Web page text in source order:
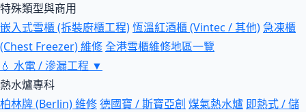
特殊類型與商用
嵌入式雪櫃 (拆裝廚櫃工程)恆溫紅酒櫃 (Vintec / 其他)急凍櫃
(Chest Freezer) 維修全港雪櫃維修地區一覽
💧 水電 / 滲漏工程 ▼
熱水爐專科
柏林牌 (Berlin) 維修德國寶 / 斯寶亞創 煤氣熱水爐 即熱式 / 儲